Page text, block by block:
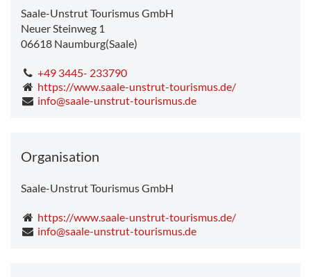
Saale-Unstrut Tourismus GmbH
Neuer Steinweg 1
06618 Naumburg(Saale)
+49 3445- 233790
https://www.saale-unstrut-tourismus.de/
info@saale-unstrut-tourismus.de
Organisation
Saale-Unstrut Tourismus GmbH
https://www.saale-unstrut-tourismus.de/
info@saale-unstrut-tourismus.de